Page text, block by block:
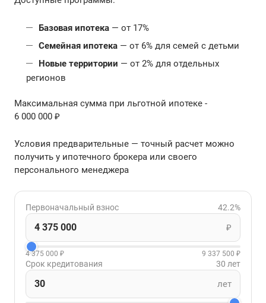
Базовая ипотека — от 17%
Семейная ипотека — от 6% для семей с детьми
Новые территории — от 2% для отдельных
регионов
Максимальная сумма при льготной ипотеке -
6 000 000 ₽
Условия предварительные — точный расчет можно
получить у ипотечного брокера или своего
персонального менеджера
Первоначальный взнос 42.2%
₽
4 375 000 ₽ 9 337 500 ₽
Срок кредитования 30 лет
лет